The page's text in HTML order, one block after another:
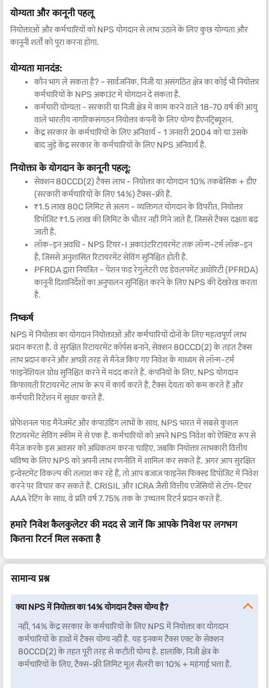
योग्यता और कानूनी पहलू
नियोक्ताओं और कर्मचारियों को NPS योगदान से लाभ उठाने के लिए कुछ योग्यता और
कानूनी शर्तों को पूरा करना होगा.
योग्यता मानदंड:
कौन भाग ले सकता है? – सार्वजनिक, निजी या असंगठित क्षेत्र का कोई भी नियोक्ता
कर्मचारियों के NPS अकाउंट में योगदान दे सकता है.
कर्मचारी योग्यता - सरकारी या निजी क्षेत्र में काम करने वाले 18-70 वर्ष की आयु
वाले भारतीय नागरिकसंगठन नियोक्ता कंपनी के लिए योग्य हैंएनट्रिब्यूशन.
केंद्र सरकार के कर्मचारियों के लिए अनिवार्य - 1 जनवरी 2004 को या उसके
बाद जुड़े केंद्र सरकार के कर्मचारियों के लिए NPS अनिवार्य है.
नियोक्ता के योगदान के कानूनी पहलू:
सेक्शन 80CCD(2) टैक्स लाभ - नियोक्ता का योगदान 10% तकबेसिक + डीए
(सरकारी कर्मचारियों के लिए 14%) टैक्स-फ्री हैं.
₹1.5 लाख 80C लिमिट से अलग - व्यक्तिगत योगदान के विपरीत, नियोक्ता
डिपॉज़िट ₹1.5 लाख की लिमिट के भीतर नहीं गिने जाते हैं, जिससे टैक्स दक्षता बढ़
जाती है.
लॉक-इन अवधि - NPS टियर-I अकाउंटरिटायरमेंट तक लॉन्ग-टर्म लॉक-इन
है, जिससे अनुशासित रिटायरमेंट सेविंग सुनिश्चित होती है.
PFRDA द्वारा नियंत्रित - पेंशन फंड रेगुलेटरी एंड डेवलपमेंट अथॉरिटी (PFRDA)
कानूनी दिशानिर्देशों का अनुपालन सुनिश्चित करने के लिए NPS की देखरेख करता
है.
निष्कर्ष
NPS में नियोक्ता का योगदान नियोक्ताओं और कर्मचारियों दोनों के लिए महत्वपूर्ण लाभ
प्रदान करता है. वे सुरक्षित रिटायरमेंट कॉर्पस बनाने, सेक्शन 80CCD(2) के तहत टैक्स
लाभ प्रदान करने और अच्छी तरह से मैनेज किए गए निवेश के माध्यम से लॉन्ग-टर्म
फाइनेंशियल ग्रोथ सुनिश्चित करने में मदद करते हैं. कंपनियों के लिए, NPS योगदान
किफायती रिटायरमेंट लाभ के रूप में कार्य करते हैं, टैक्स देयता को कम करते हैं और
कर्मचारी रिटेंशन में सुधार करते हैं.
प्रोफेशनल फंड मैनेजमेंट और कंपाउंडिंग लाभों के साथ, NPS भारत में सबसे कुशल
रिटायरमेंट सेविंग स्कीम में से एक है. कर्मचारियों को अपने NPS निवेश को ऐक्टिव रूप से
मैनेज करके इस अवसर को अधिकतम करना चाहिए, जबकि नियोक्ता लाभकारी वित्तीय
भविष्य के लिए NPS को अपनी लाभ रणनीति में शामिल कर सकते हैं. अगर आप सुरक्षित
इन्वेस्टमेंट विकल्प की तलाश कर रहे हैं, तो आप बजाज फाइनेंस फिक्स्ड डिपॉजिट में निवेश
करने पर विचार कर सकते हैं. CRISIL और ICRA जैसी वित्तीय एजेंसियों से टॉप-टियर
AAA रेटिंग के साथ, वे प्रति वर्ष 7.75% तक के उच्चतम रिटर्न प्रदान करते हैं.
हमारे निवेश कैलकुलेटर की मदद से जानें कि आपके निवेश पर लगभग
कितना रिटर्न मिल सकता है
सामान्य प्रश्न
क्या NPS में नियोक्ता का 14% योगदान टैक्स योग्य है?
नहीं, 14% केंद्र सरकार के कर्मचारियों के लिए NPS में नियोक्ता का योगदान
कर्मचारियों के हाथों में टैक्स योग्य नहीं है. यह इनकम टैक्स एक्ट के सेक्शन
80CCD(2) के तहत पूरी तरह से कटौती योग्य है. हालांकि, निजी क्षेत्र के
कर्मचारियों के लिए, टैक्स-फ्री लिमिट मूल सैलरी का 10% + महंगाई भत्ता है.